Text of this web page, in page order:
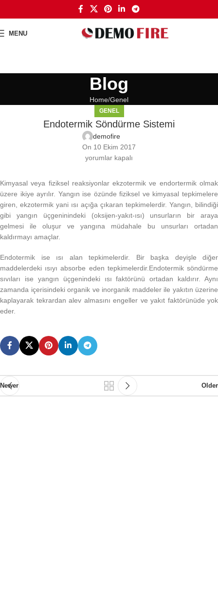
MENU
Blog
Home Genel
GENEL
Endotermik Söndürme Sistemi
demofire
On 10 Ekim 2017
yorumlar kapalı
Kimyasal veya fiziksel reaksiyonlar ekzotermik ve endortermik olmak
üzere ikiye ayrılır. Yangın ise özünde fiziksel ve kimyasal tepkimelere
giren, ekzotermik yani ısı açığa çıkaran tepkimelerdir. Yangın, bilindiği
gibi yangın üçgeninindeki (oksijen-yakıt-ısı) unsurların bir araya
gelmesi ile oluşur ve yangına müdahale bu unsurları ortadan
kaldırmayı amaçlar.
Endotermik ise ısı alan tepkimelerdir. Bir başka deyişle diğer
maddelerdeki ısıyı absorbe eden tepkimelerdir.Endotermik söndürme
sıvıları ise yangın üçgenindeki ısı faktörünü ortadan kaldırır. Aynı
zamanda içerisindeki organik ve inorganik maddeler ile yakıtın üzerine
kaplayarak tekrardan alev almasını engeller ve yakıt faktörünüde yok
eder.
Newer Older